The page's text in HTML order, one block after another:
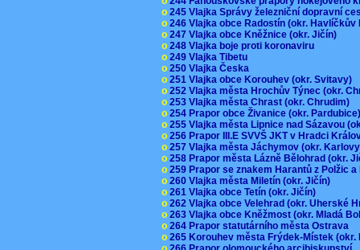
o 245 Vlajka Správy železniční dopravní
o 246 Vlajka obce Radostín (okr.
o 247 Vlajka obce Kněžnice (okr. Jičín)
o 248 Vlajka boje proti koronaviru
o 249 Vlajka Tibetu
o 250 Vlajka Česka
o 251 Vlajka obce Korouhev (okr. Svitavy)
o 252 Vlajka města Hrochův Týnec (okr.
o 253 Vlajka města Chrast (okr. Chrudim)
o 254 Prapor obce Živanice (okr.
o 255 Vlajka města Lipnice nad Sázavou
o 256 Prapor III.E SVVŠ JKT v Hradci
o 257 Vlajka města Jáchymov (okr.
o 258 Prapor města Lázně Bělohrad (okr.
o 259 Prapor se znakem Harantů z Polžic
o 260 Vlajka města Miletín (okr. Jičín)
o 261 Vlajka obce Tetín (okr. Jičín)
o 262 Vlajka obce Velehrad (okr. Uherské
o 263 Vlajka obce Kněžmost (okr. Mladá
o 264 Prapor statutárního města Ostrava
o 265 Korouhev města Frýdek-Místek